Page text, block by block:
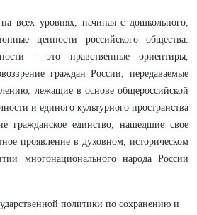
всех уровнях, начиная с дошкольного,
ценности российского общества.
- это нравственные ориентиры,
граждан России, передаваемые
лежащие в основе общероссийской
и единого культурного пространства
гражданское единство, нашедшие свое
проявление в духовном, историческом
многонационального народа России
политики по сохранению и